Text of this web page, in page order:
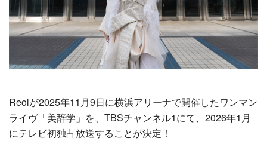
Reolが2025年11月9日に横浜アリーナで開催したワンマン
ライヴ「美辞学」を、TBSチャンネル1にて、2026年1月
にテレビ初独占放送することが決定！